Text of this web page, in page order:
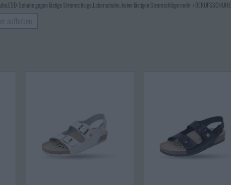
Schuhe gegen lästige Stromschläge,Laborschuhe, keine lästigen Stromschläge mehr >BERUFSSCHUHE